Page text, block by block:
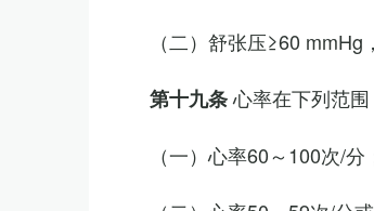
（二）舒张压≥60 mmHg
第十九条心率在下列范围
（一）心率60～100次/分